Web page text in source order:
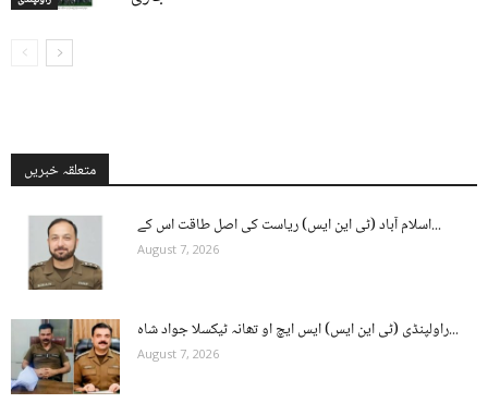
متعلقہ خبریں
اسلام آباد (ٹی این ایس) ریاست کی اصل طاقت اس کے...
August 7, 2026
راولپنڈی (ٹی این ایس) ایس ایچ او تھانہ ٹیکسلا جواد شاہ...
August 7, 2026